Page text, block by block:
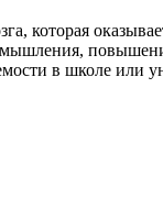
которая
мышления,
в школе или